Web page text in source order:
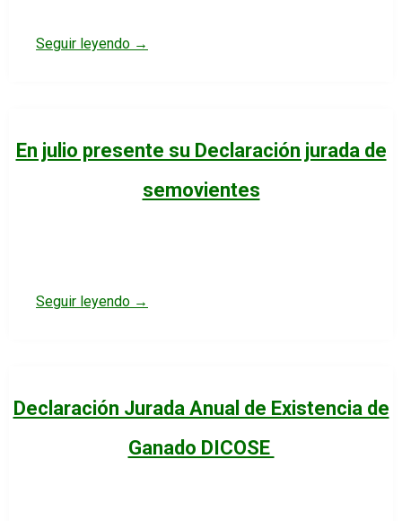
Seguir leyendo →
En julio presente su Declaración jurada de
semovientes
Seguir leyendo →
Declaración Jurada Anual de Existencia de
Ganado DICOSE